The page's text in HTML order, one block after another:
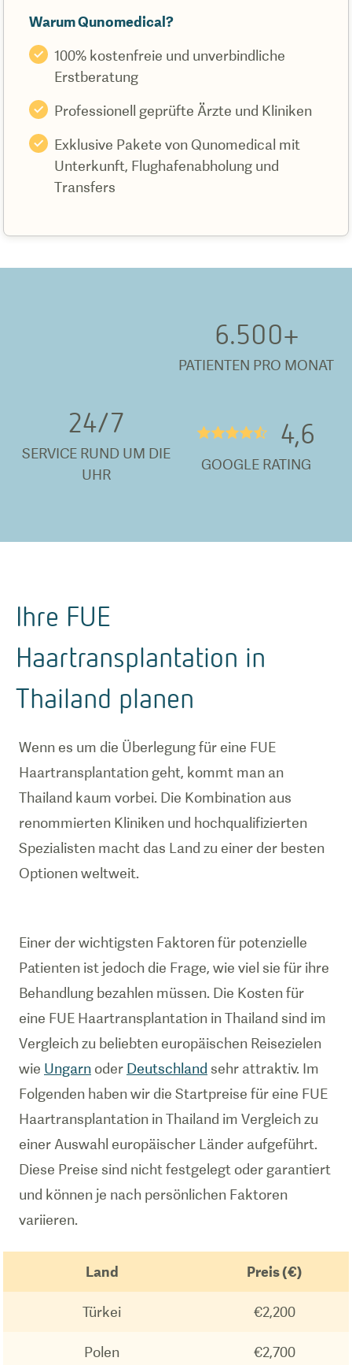
Warum Qunomedical?
100% kostenfreie und unverbindliche
Erstberatung
Professionell geprüfte Ärzte und Kliniken
Exklusive Pakete von Qunomedical mit
Unterkunft, Flughafenabholung und
Transfers
6.500+
PATIENTEN PRO MONAT
24/7
SERVICE RUND UM DIE
UHR
★★★★½ 4,6
GOOGLE RATING
Ihre FUE
Haartransplantation in
Thailand planen
Wenn es um die Überlegung für eine FUE
Haartransplantation geht, kommt man an
Thailand kaum vorbei. Die Kombination aus
renommierten Kliniken und hochqualifizierten
Spezialisten macht das Land zu einer der besten
Optionen weltweit.
Einer der wichtigsten Faktoren für potenzielle
Patienten ist jedoch die Frage, wie viel sie für ihre
Behandlung bezahlen müssen. Die Kosten für
eine FUE Haartransplantation in Thailand sind im
Vergleich zu beliebten europäischen Reisezielen
wie Ungarn oder Deutschland sehr attraktiv. Im
Folgenden haben wir die Startpreise für eine FUE
Haartransplantation in Thailand im Vergleich zu
einer Auswahl europäischer Länder aufgeführt.
Diese Preise sind nicht festgelegt oder garantiert
und können je nach persönlichen Faktoren
variieren.
Land Preis (€)
Türkei €2,200
Polen €2,700